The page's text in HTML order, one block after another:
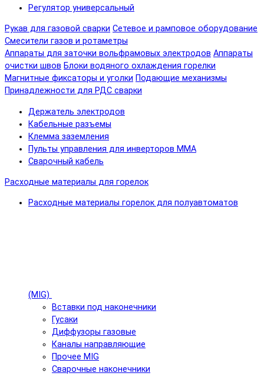
Регулятор универсальный
Рукав для газовой сварки Сетевое и рамповое оборудование
Смесители газов и ротаметры
Аппараты для заточки вольфрамовых электродов Аппараты
очистки швов Блоки водяного охлаждения горелки
Магнитные фиксаторы и уголки Подающие механизмы
Принадлежности для РДС сварки
Держатель электродов
Кабельные разъемы
Клемма заземления
Пульты управления для инверторов MMA
Сварочный кабель
Расходные материалы для горелок
Расходные материалы горелок для полуавтоматов
(MIG)
Вставки под наконечники
Гусаки
Диффузоры газовые
Каналы направляющие
Прочее MIG
Сварочные наконечники